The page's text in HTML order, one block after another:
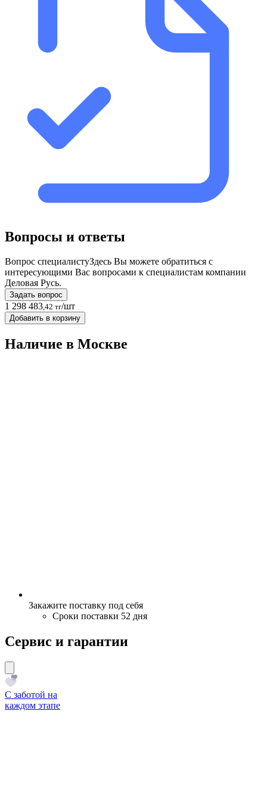
Вопросы и ответы
Вопрос специалистуЗдесь Вы можете обратиться с
интересующими Вас вопросами к специалистам компании
Деловая Русь.
Задать вопрос
1 298 483,42 тг/шт
Добавить в корзину
Наличие в Москвe
Закажите поставку под себя
Сроки поставки 52 дня
Сервис и гарантии
С заботой на
каждом этапе